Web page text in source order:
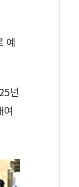
예
년
여